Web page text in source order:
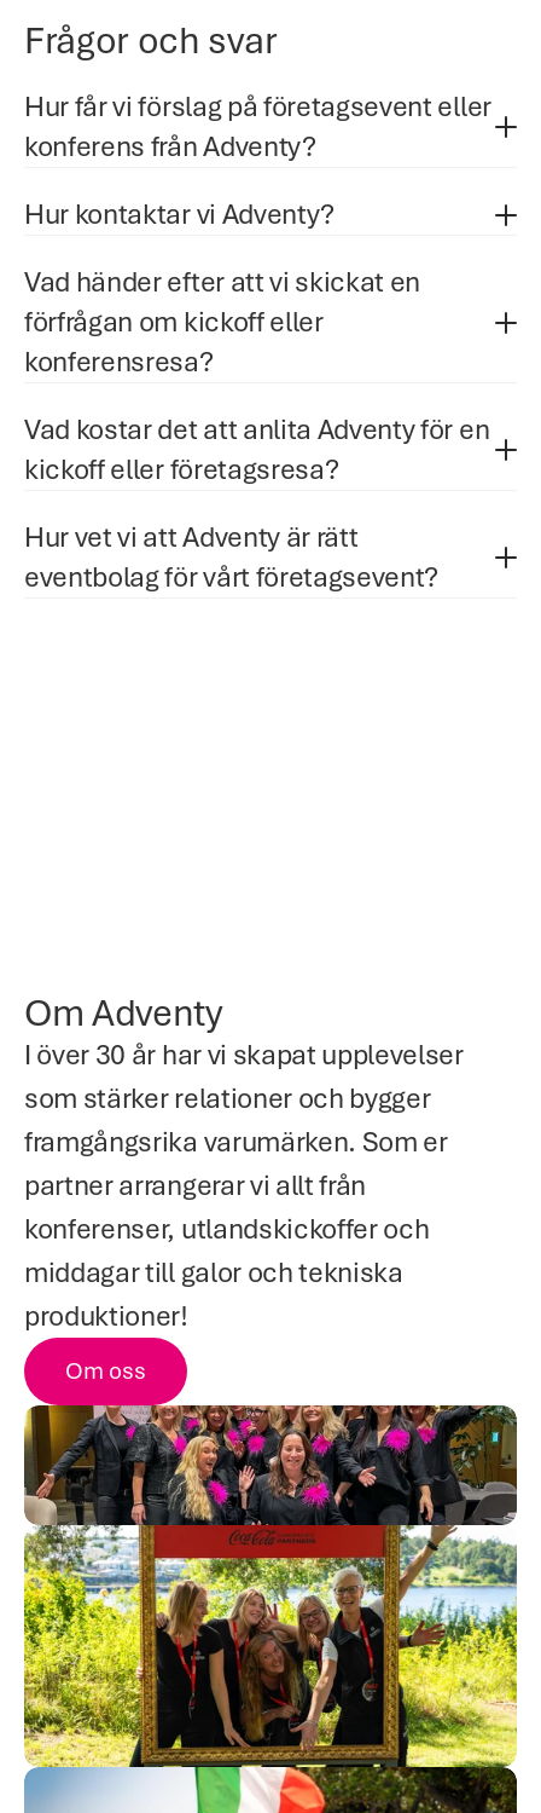
Frågor och svar
Hur kontaktar vi Adventy?
Vad händer efter att vi skickat en
förfrågan om kickoff eller
konferensresa?
Vad kostar det att anlita Adventy för en
kickoff eller företagsresa?
Hur vet vi att Adventy är rätt
eventbolag för vårt företagsevent?
Hur får vi förslag på företagsevent eller
konferens från Adventy?
Om Adventy
I över 30 år har vi skapat upplevelser
som stärker relationer och bygger
framgångsrika varumärken. Som er
partner arrangerar vi allt från
konferenser, utlandskickoffer och
middagar till galor och tekniska
produktioner!
Om oss